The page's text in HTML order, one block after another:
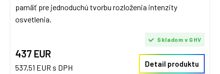
pamäť pre jednoduchú tvorbu rozloženia intenzity
osvetlenia.
437 EUR
537,51 EUR s DPH
Skladom v GHV
Detail produktu